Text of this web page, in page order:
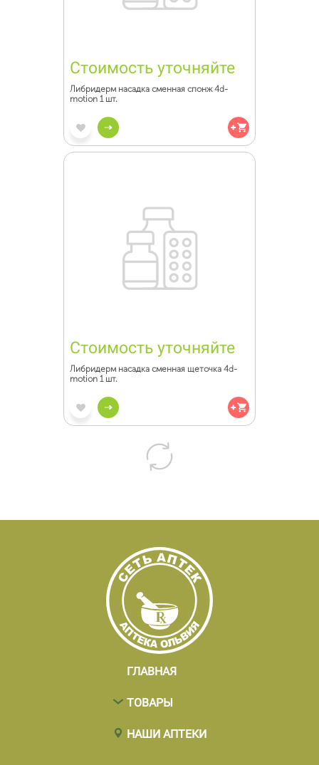
Стоимость уточняйте
Либридерм насадка сменная спонж 4d-
motion 1 шт.
Стоимость уточняйте
Либридерм насадка сменная щеточка 4d-
motion 1 шт.
ГЛАВНАЯ
ТОВАРЫ
НАШИ АПТЕКИ